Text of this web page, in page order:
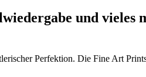
und
Perfektion. Die Fine Art